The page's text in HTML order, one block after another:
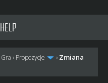
HELP
Gra › Propozycje › Zmiana